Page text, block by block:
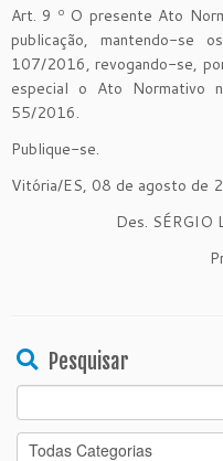
Art. 9 º O presente Ato
publicação, mantendo-se
107/2016, revogando-se,
especial o Ato Normativo
55/2016.
Publique-se.
Vitória/ES, 08 de agosto de
Des. SÉRGIO
Pesquisar
Search
for: